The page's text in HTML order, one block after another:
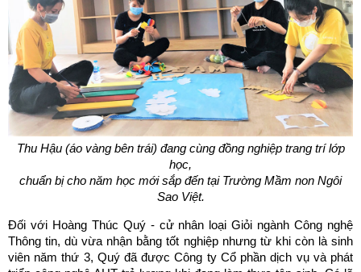
Thu Hậu (áo vàng bên trái) đang cùng đồng nghiệp trang trí lớp
học,
chuẩn bị cho năm học mới sắp đến tại Trường Mầm non Ngôi
Sao Việt.
Đối với Hoàng Thúc Quý - cử nhân loại Giỏi ngành Công nghệ
Thông tin, dù vừa nhận bằng tốt nghiệp nhưng từ khi còn là sinh
viên năm thứ 3, Quý đã được Công ty Cổ phần dịch vụ và phát